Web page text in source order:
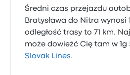
Średni czas przejazdu
Bratysława do Nitra wynosi
odległość trasy to 71 km.
może dowieźć Cię tam w 1g
Slovak Lines.